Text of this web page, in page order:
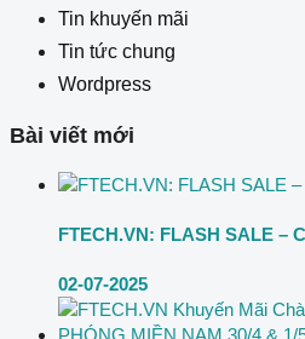
Tin khuyến mãi
Tin tức chung
Wordpress
Bài viết mới
FTECH.VN: FLASH SALE –
02-07-2025